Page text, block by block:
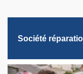
Société